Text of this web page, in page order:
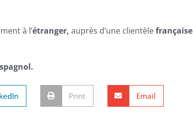
à l’étranger, auprès d’une clientèlefrançaise
Print Email